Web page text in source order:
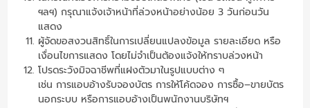
ฯลฯ) กรุณาแจ้งเจ้าหน้าที่ล่วงหน้าอย่างน้อย 3 วันก่อนวัน
แสดง
ผู้จัดขอสงวนสิทธิ์ในการเปลี่ยนแปลงข้อมูล รายละเอียด หรือ
เงื่อนไขการแสดง โดยไม่จำเป็นต้องแจ้งให้ทราบล่วงหน้า
โปรดระวังมิจฉาชีพที่แฝงตัวมาในรูปแบบต่าง ๆ
เช่น การแอบอ้างรับจองบัตร การให้โค้ดจอง การซื้อ–ขายบัตร
นอกระบบ หรือการแอบอ้างเป็นพนักงานบริษัทฯ